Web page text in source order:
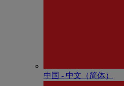
中国 - 中⽂（简体）